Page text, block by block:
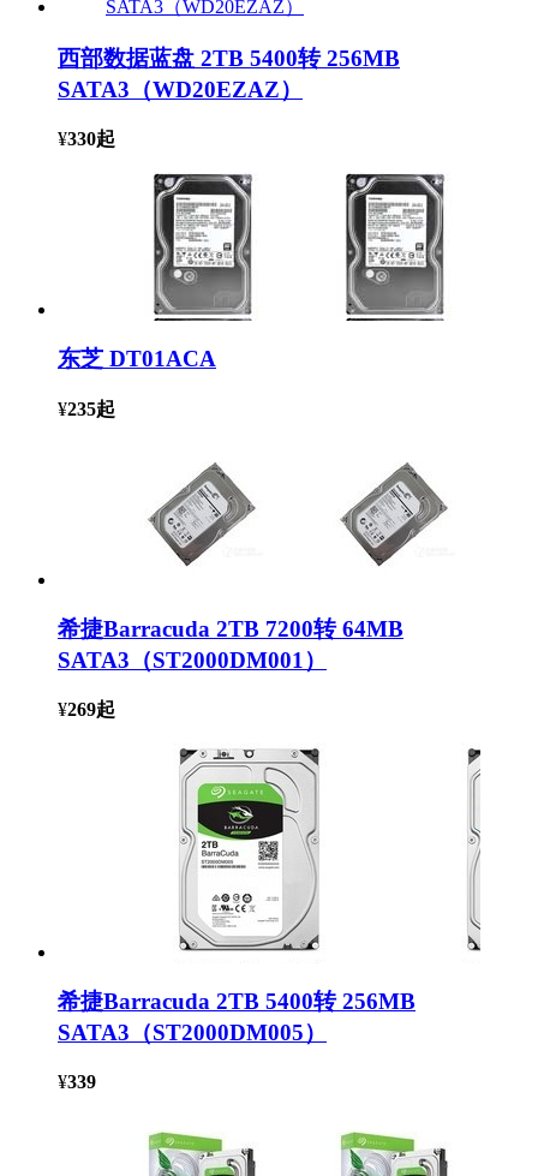
西部数据蓝盘 2TB 5400转 256MB
SATA3（WD20EZAZ）
¥330起
东芝 DT01ACA
¥235起
希捷Barracuda 2TB 7200转 64MB
SATA3（ST2000DM001）
¥269起
希捷Barracuda 2TB 5400转 256MB
SATA3（ST2000DM005）
¥339